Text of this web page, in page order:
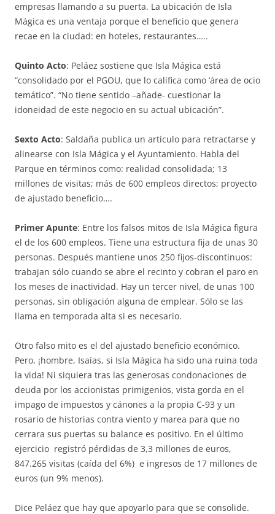
empresas llamando a su puerta. La ubicación de Isla
Mágica es una ventaja porque el beneficio que genera
recae en la ciudad: en hoteles, restaurantes…..
Quinto Acto: Peláez sostiene que Isla Mágica está
“consolidado por el PGOU, que lo califica como ‘área de ocio
temático”. “No tiene sentido –añade- cuestionar la
idoneidad de este negocio en su actual ubicación”.
Sexto Acto: Saldaña publica un artículo para retractarse y
alinearse con Isla Mágica y el Ayuntamiento. Habla del
Parque en términos como: realidad consolidada; 13
millones de visitas; más de 600 empleos directos; proyecto
de ajustado beneficio….
Primer Apunte: Entre los falsos mitos de Isla Mágica figura
el de los 600 empleos. Tiene una estructura fija de unas 30
personas. Después mantiene unos 250 fijos-discontinuos:
trabajan sólo cuando se abre el recinto y cobran el paro en
los meses de inactividad. Hay un tercer nivel, de unas 100
personas, sin obligación alguna de emplear. Sólo se las
llama en temporada alta si es necesario.
Otro falso mito es el del ajustado beneficio económico.
Pero, ¡hombre, Isaías, si Isla Mágica ha sido una ruina toda
la vida! Ni siquiera tras las generosas condonaciones de
deuda por los accionistas primigenios, vista gorda en el
impago de impuestos y cánones a la propia C-93 y un
rosario de historias contra viento y marea para que no
cerrara sus puertas su balance es positivo. En el último
ejercicio registró pérdidas de 3,3 millones de euros,
847.265 visitas (caída del 6%) e ingresos de 17 millones de
euros (un 9% menos).
Dice Peláez que hay que apoyarlo para que se consolide.